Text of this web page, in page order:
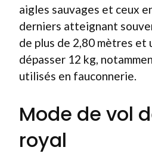
aigles sauvages et ceux
derniers atteignant
de plus de 2,80 mètres et
dépasser 12 kg,
utilisés en fauconnerie.
Mode de vol
royal